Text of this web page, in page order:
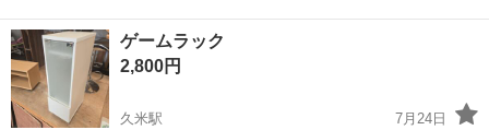
ゲームラック
2,800円
久米駅
7月24日